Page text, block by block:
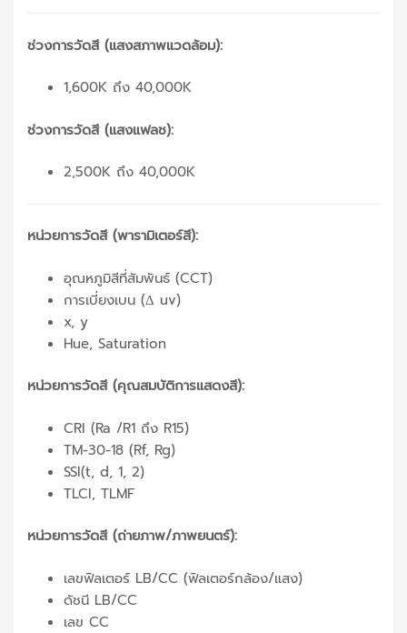
ช่วงการวัดสี (แสงสภาพแวดล้อม):
1,600K ถึง 40,000K
ช่วงการวัดสี (แสงแฟลช):
2,500K ถึง 40,000K
หน่วยการวัดสี (พารามิเตอร์สี):
อุณหภูมิสีที่สัมพันธ์ (CCT)
การเบี่ยงเบน (Δ uv)
x, y
Hue, Saturation
หน่วยการวัดสี (คุณสมบัติการแสดงสี):
CRI (Ra /R1 ถึง R15)
TM-30-18 (Rf, Rg)
SSI(t, d, 1, 2)
TLCI, TLMF
หน่วยการวัดสี (ถ่ายภาพ/ภาพยนตร์):
เลขฟิลเตอร์ LB/CC (ฟิลเตอร์กล้อง/แสง)
ดัชนี LB/CC
เลข CC